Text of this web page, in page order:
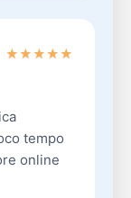
★★★★★
tempo
online